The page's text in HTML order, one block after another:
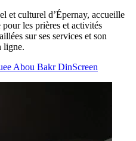
et culturel d’Épernay, accueille
les prières et activités
sur ses services et son
ligne.
Abou BakrDinScreen